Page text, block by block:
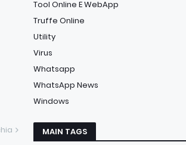
Tool Online E WebApp
Truffe Online
Utility
Virus
Whatsapp
WhatsApp News
Windows
MAIN TAGS